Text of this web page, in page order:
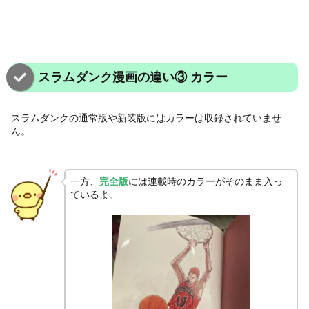
スラムダンク漫画の違い③ カラー
スラムダンクの通常版や新装版にはカラーは収録されていませ
ん。
一方、 完全版には連載時のカラーがそのまま入っ
ているよ。